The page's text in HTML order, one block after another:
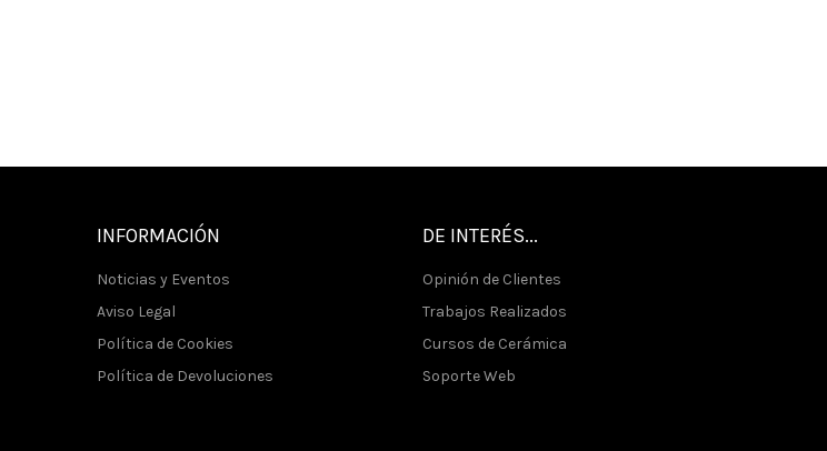
INFORMACIÓN
Noticias y Eventos
Aviso Legal
Política de Cookies
Política de Devoluciones
DE INTERÉS...
Opinión de Clientes
Trabajos Realizados
Cursos de Cerámica
Soporte Web